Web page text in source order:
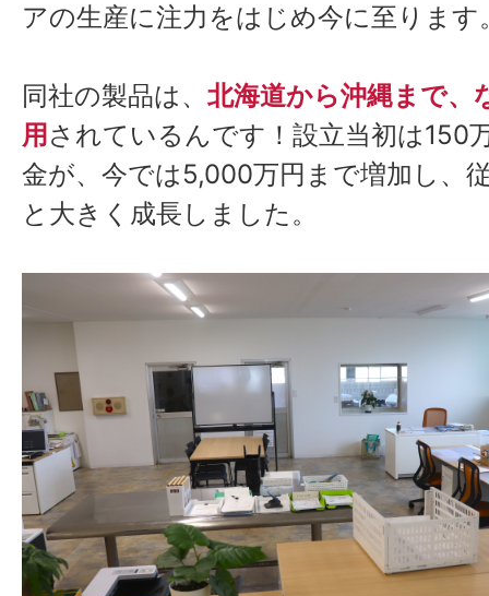
アの生産に注力をはじめ今に至ります
同社の製品は、 北海道から沖縄まで、
用 されているんです！設立当初は150
金が、今では5,000万円まで増加し、
と大きく成長しました。